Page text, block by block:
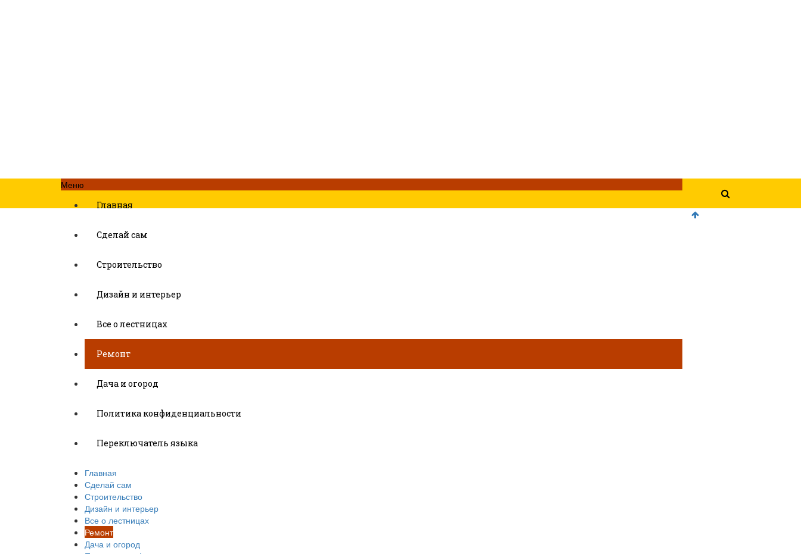
Меню
Главная
Сделай сам
Строительство
Дизайн и интерьер
Все о лестницах
Ремонт
Дача и огород
Политика конфиденциальности
Переключатель языка
Главная
Сделай сам
Строительство
Дизайн и интерьер
Все о лестницах
Ремонт
Дача и огород